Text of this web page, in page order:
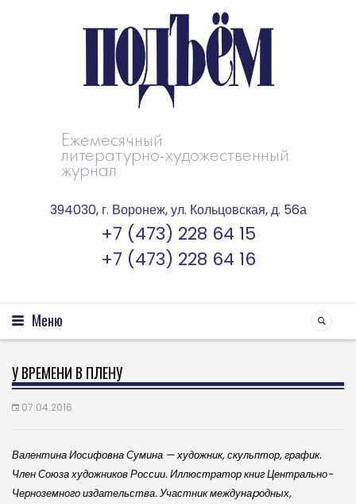
Ежемесячный
литературно-художественный
журнал
394030, г. Воронеж, ул. Кольцовская, д. 56а
+7 (473) 228 64 15
+7 (473) 228 64 16
Меню
У ВРЕМЕНИ В ПЛЕНУ
07.04.2016
Валентина Иосифовна Сумина — художник, скульптор, график.
Член Союза художников России. Иллюстратор книг Центрально-
Черноземного издательства. Участник междунаpодных,